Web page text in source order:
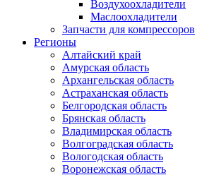
Воздухоохладители
Маслоохладители
Запчасти для компрессоров
Регионы
Алтайский край
Амурская область
Архангельская область
Астраханская область
Белгородская область
Брянская область
Владимирская область
Волгоградская область
Вологодская область
Воронежская область